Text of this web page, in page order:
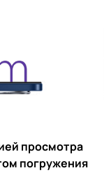
просмотра
погружения